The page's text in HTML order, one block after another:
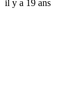
il y a 19 ans